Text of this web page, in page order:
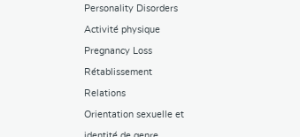
Personality Disorders
Activité physique
Pregnancy Loss
Rétablissement
Relations
Orientation sexuelle et